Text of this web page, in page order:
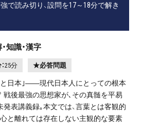
で読み切り、設問を17～18分で解き
知識・漢字
25分 ★必答問題
と日本｣――現代日本人にとっての根本
戦後最強の思想家が､その真髄を平易
表講義録｡本文では、言葉とは客観的
と離れては存在しない主観的な要素